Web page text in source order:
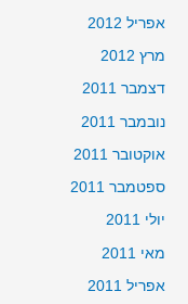
אפריל 2012
מרץ 2012
דצמבר 2011
נובמבר 2011
אוקטובר 2011
ספטמבר 2011
יולי 2011
מאי 2011
אפריל 2011